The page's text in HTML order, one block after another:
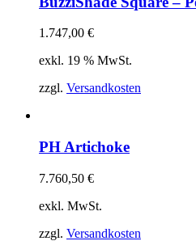
1.747,00 €
exkl. 19 % MwSt.
zzgl. Versandkosten
PH Artichoke
7.760,50 €
exkl. MwSt.
zzgl. Versandkosten